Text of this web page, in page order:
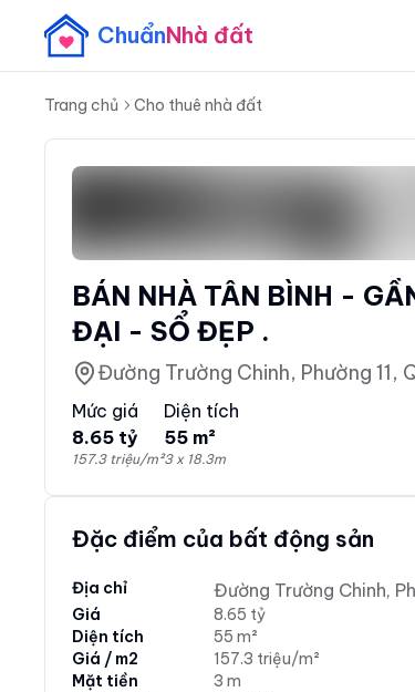
ChuẩnNhà đất
Trang chủ Cho thuê nhà đất
BÁN NHÀ TÂN BÌNH -
ĐẠI - SỔ ĐẸP .
Đường Trường Chinh, Phường 11,
Mức giá
8.65 tỷ
157.3 triệu/m²
Diện tích
55 m²
3 x 18.3m
Đặc điểm của bất động sản
Địa chỉ Đường Trường Chinh,
Giá
8.65 tỷ
Diện tích
55 m²
Giá / m2
157.3 triệu/m²
Mặt tiền
3 m